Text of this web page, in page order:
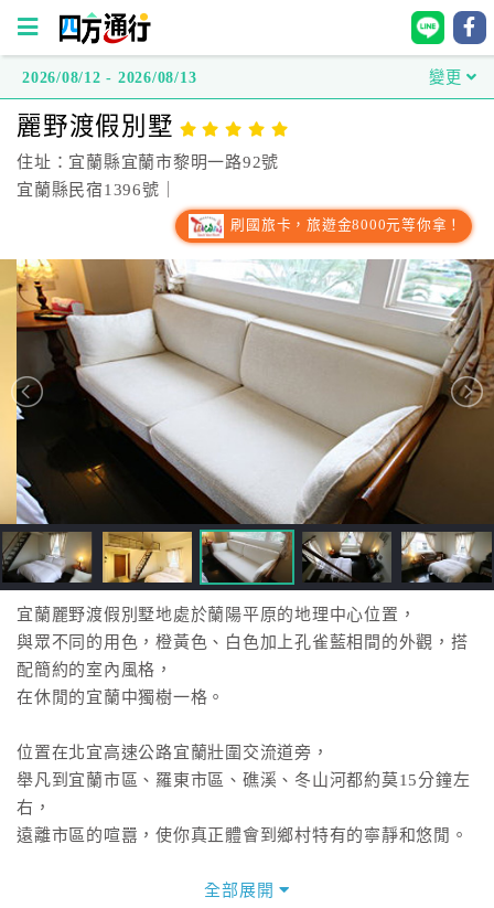
方
通
行
台
訂
房
接
跟
飯
店
訂
房
HOT
色
民
宿
2026/08/12 - 2026/08/13 變更
麗野渡假別墅
住址：宜蘭縣宜蘭市黎明一路92號
宜蘭縣民宿1396號｜
刷國旅卡，旅遊金8000元等你拿！
宜蘭麗野渡假別墅地處於蘭陽平原的地理中心位置，
與眾不同的用色，橙黃色、白色加上孔雀藍相間的外觀，搭
配簡約的室內風格，
在休閒的宜蘭中獨樹一格。
位置在北宜高速公路宜蘭壯圍交流道旁，
舉凡到宜蘭市區、羅東市區、礁溪、冬山河都約莫15分鐘左
右，
遠離市區的喧囂，使你真正體會到鄉村特有的寧靜和悠閒。
全部展開